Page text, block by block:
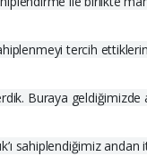
tercih ettiklerini
Buraya
sahiplendiğimiz